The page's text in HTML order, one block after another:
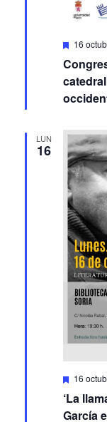
Featured
16
LUN
Featured
16
‘La